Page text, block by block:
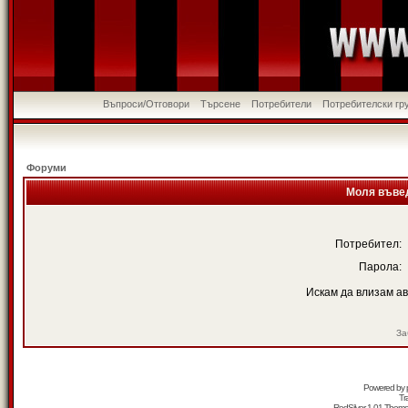
Въпроси/Отговори Търсене Потребители Потребителски
Форуми
Моля
Потребител:
Парола:
Искам да влизам
Powered by